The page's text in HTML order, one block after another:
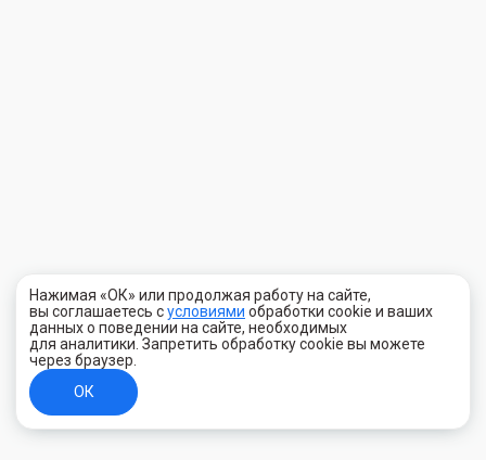
Нажимая «ОК» или продолжая работу на сайте,
вы соглашаетесь сусловиями обработки cookie и ваших
данных о поведении на сайте, необходимых
для аналитики. Запретить обработку cookie вы можете
через браузер.
ОК